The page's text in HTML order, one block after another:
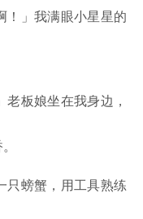
」我满眼小星星的
板娘坐在我身边，
螃蟹，用工具熟练